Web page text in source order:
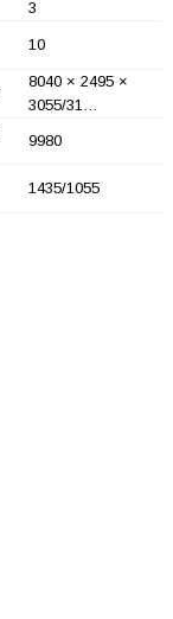
3
10
8040 × 2495 ×
3055/31…
9980
1435/1055